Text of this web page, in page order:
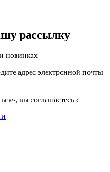
рассылку
новинках
адрес электронной почты
вы соглашаетесь с